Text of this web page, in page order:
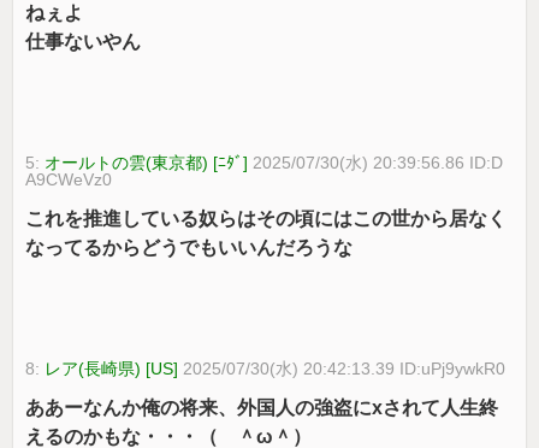
ねぇよ
仕事ないやん
5: オールトの雲(東京都) [ﾆﾀﾞ] 2025/07/30(水) 20:39:56.86 ID:D
A9CWeVz0
これを推進している奴らはその頃にはこの世から居なく
なってるからどうでもいいんだろうな
8: レア(長崎県) [US] 2025/07/30(水) 20:42:13.39 ID:uPj9ywkR0
ああーなんか俺の将来、外国人の強盗にxされて人生終
えるのかもな・・・（ ＾ω＾）